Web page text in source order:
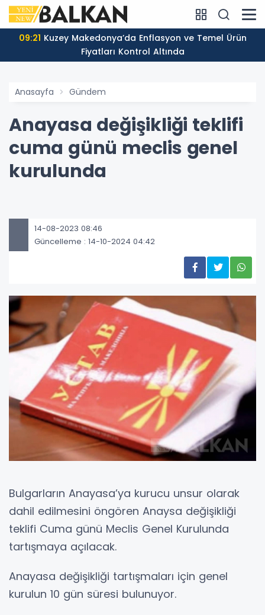
09:21
Fiyatları Kontrol Altında
Anasayfa Gündem
Anayasa değişikliği teklifi
cuma günü meclis genel
kurulunda
14-08-2023 08:46
Güncelleme : 14-10-2024 04:42
Bulgarların Anayasa’ya kurucu unsur olarak
dahil edilmesini öngören Anaysa değişikliği
teklifi Cuma günü Meclis Genel Kurulunda
tartışmaya açılacak.
Anayasa değişikliği tartışmaları için genel
kurulun 10 gün süresi bulunuyor.